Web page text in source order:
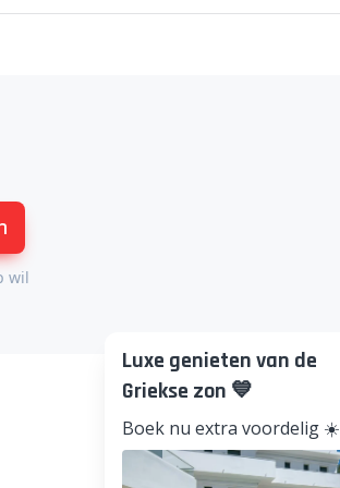
wil
Luxe genieten van de
Griekse zon 💙
Boek nu extra voordelig ☀️